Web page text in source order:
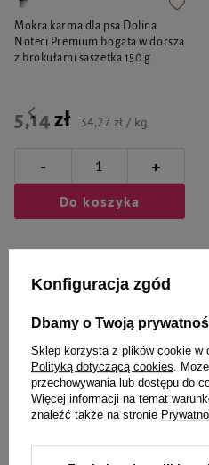
Mokra karma dla psa Dolina
Noteci Premium bogata w dorsza
z brokułami saszetka 150 g
5,14 zł 34,27 zł / kg
- +
Do koszyka
Wybrane
Ciebie i
Konfiguracja zgód
Dbamy o Twoją
Sklep korzysta z plików cookie w
Polityką dotyczącą cookies.
przechowywania lub dostępu do
Więcej informacji na temat
znaleźć także na stronie